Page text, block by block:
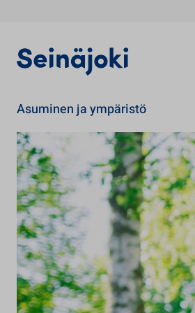
Asuminen ja ympäristö